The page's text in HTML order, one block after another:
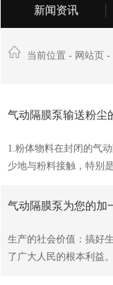
新闻资讯
当前位置 - 网站页 -
气动隔膜泵输送粉尘
1.粉体物料在封闭的气
少地与粉料接触，特别
专用的空气释放组件）
流化气可单独作进一步
气体（如氮气等惰性气
气动隔膜泵为您的加
生产的社会价值：搞好
了广大人民的根本利益